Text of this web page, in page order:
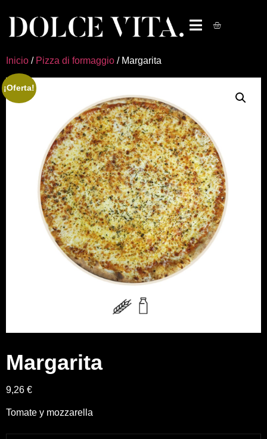
Inicio / Pizza di formaggio / Margarita
¡Oferta!
Margarita
9,26 €
Tomate y mozzarella